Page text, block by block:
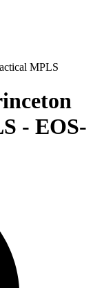
MPLS
- EOS-